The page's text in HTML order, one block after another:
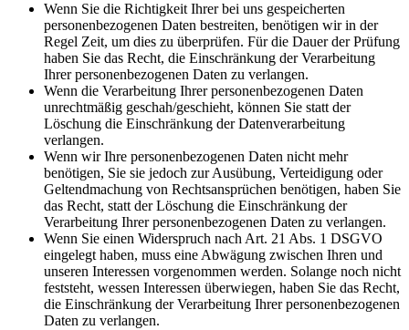
Wenn Sie die Richtigkeit Ihrer bei uns gespeicherten
personenbezogenen Daten bestreiten, benötigen wir in der
Regel Zeit, um dies zu überprüfen. Für die Dauer der Prüfung
haben Sie das Recht, die Einschränkung der Verarbeitung
Ihrer personenbezogenen Daten zu verlangen.
Wenn die Verarbeitung Ihrer personenbezogenen Daten
unrechtmäßig geschah/geschieht, können Sie statt der
Löschung die Einschränkung der Datenverarbeitung
verlangen.
Wenn wir Ihre personenbezogenen Daten nicht mehr
benötigen, Sie sie jedoch zur Ausübung, Verteidigung oder
Geltendmachung von Rechtsansprüchen benötigen, haben Sie
das Recht, statt der Löschung die Einschränkung der
Verarbeitung Ihrer personenbezogenen Daten zu verlangen.
Wenn Sie einen Widerspruch nach Art. 21 Abs. 1 DSGVO
eingelegt haben, muss eine Abwägung zwischen Ihren und
unseren Interessen vorgenommen werden. Solange noch nicht
feststeht, wessen Interessen überwiegen, haben Sie das Recht,
die Einschränkung der Verarbeitung Ihrer personenbezogenen
Daten zu verlangen.